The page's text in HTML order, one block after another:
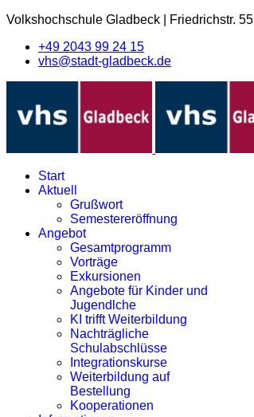
Volkshochschule Gladbeck Friedrichstr. 55
+49 2043 99 24 15
vhs@stadt-gladbeck.de
Start
Aktuell
Grußwort
Semestereröffnung
Angebot
Gesamtprogramm
Vorträge
Exkursionen
Angebote für Kinder und
Jugendlche
KI trifft Weiterbildung
Nachträgliche
Schulabschlüsse
Integrationskurse
Weiterbildung auf
Bestellung
Kooperationen